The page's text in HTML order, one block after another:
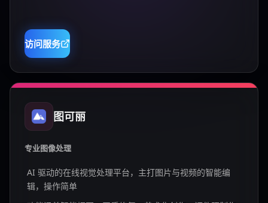
访问服务
图可丽
专业图像处理
AI 驱动的在线视觉处理平台，主打图片与视频的智能编
辑，操作简单